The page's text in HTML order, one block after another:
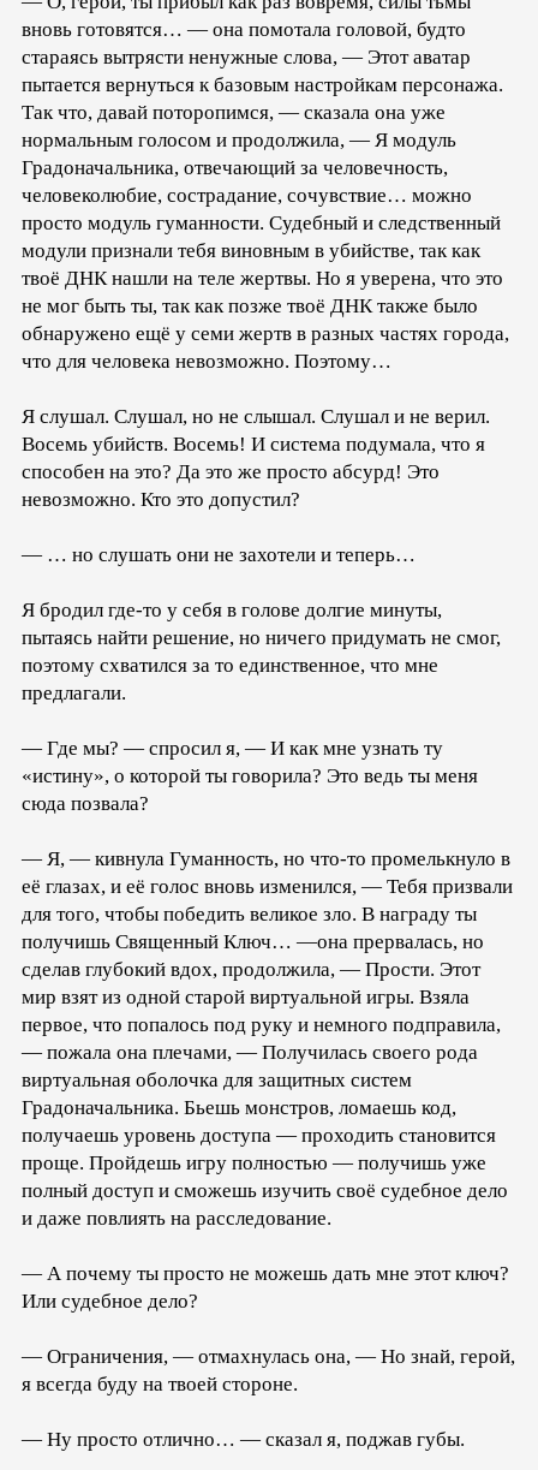
вновь готовятся… — она помотала головой, будто
стараясь вытрясти ненужные слова, — Этот аватар
пытается вернуться к базовым настройкам персонажа.
Так что, давай поторопимся, — сказала она уже
нормальным голосом и продолжила, — Я модуль
Градоначальника, отвечающий за человечность,
человеколюбие, сострадание, сочувствие… можно
просто модуль гуманности. Судебный и следственный
модули признали тебя виновным в убийстве, так как
твоё ДНК нашли на теле жертвы. Но я уверена, что это
не мог быть ты, так как позже твоё ДНК также было
обнаружено ещё у семи жертв в разных частях города,
что для человека невозможно. Поэтому…
Я слушал. Слушал, но не слышал. Слушал и не верил.
Восемь убийств. Восемь! И система подумала, что я
способен на это? Да это же просто абсурд! Это
невозможно. Кто это допустил?
— … но слушать они не захотели и теперь…
Я бродил где-то у себя в голове долгие минуты,
пытаясь найти решение, но ничего придумать не смог,
поэтому схватился за то единственное, что мне
предлагали.
— Где мы? — спросил я, — И как мне узнать ту
«истину», о которой ты говорила? Это ведь ты меня
сюда позвала?
— Я, — кивнула Гуманность, но что-то промелькнуло в
её глазах, и её голос вновь изменился, — Тебя призвали
для того, чтобы победить великое зло. В награду ты
получишь Священный Ключ… —она прервалась, но
сделав глубокий вдох, продолжила, — Прости. Этот
мир взят из одной старой виртуальной игры. Взяла
первое, что попалось под руку и немного подправила,
— пожала она плечами, — Получилась своего рода
виртуальная оболочка для защитных систем
Градоначальника. Бьешь монстров, ломаешь код,
получаешь уровень доступа — проходить становится
проще. Пройдешь игру полностью — получишь уже
полный доступ и сможешь изучить своё судебное дело
и даже повлиять на расследование.
— А почему ты просто не можешь дать мне этот ключ?
Или судебное дело?
— Ограничения, — отмахнулась она, — Но знай, герой,
я всегда буду на твоей стороне.
— Ну просто отлично… — сказал я, поджав губы.